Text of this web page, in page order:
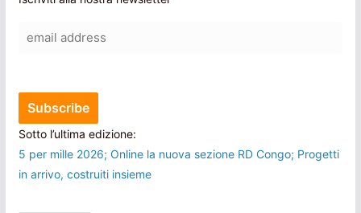
Sotto l’ultima edizione:
5 per mille 2026; Online la nuova sezione RD Congo; Progetti
in arrivo, costruiti insieme